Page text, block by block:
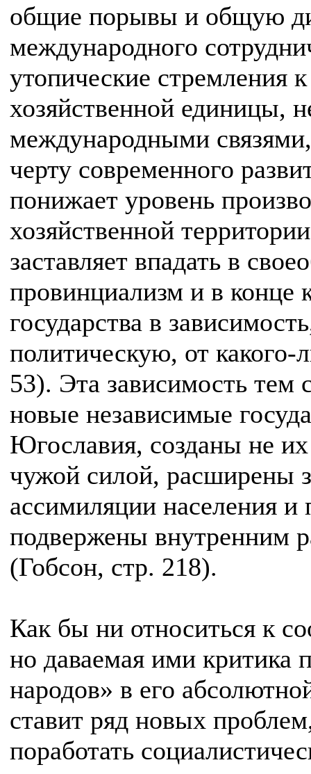
общие порывы и общую
международного
утопические стремления
хозяйственной единицы,
международными
черту современного
понижает уровень
хозяйственной
заставляет впадать в
провинциализм и в конце
государства в
политическую, от какого-
53). Эта зависимость тем
новые независимые
Югославия, созданы не
чужой силой, расширены
ассимиляции населения и
подвержены внутренним
(Гобсон, стр. 218).
Как бы ни относиться к
но даваемая ими критика
народов» в его
ставит ряд новых
поработать